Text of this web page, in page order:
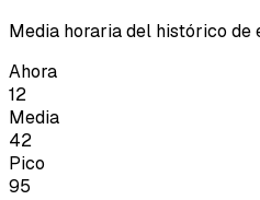
Media horaria del histórico de
Ahora
12
Media
42
Pico
95